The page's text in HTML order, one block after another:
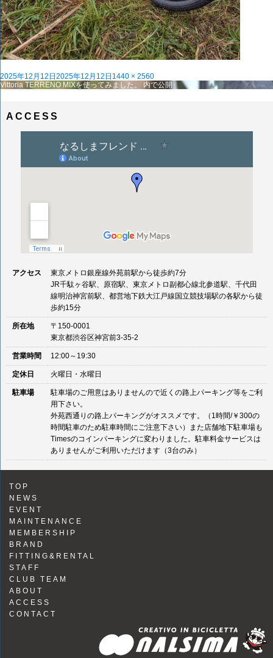
投
稿
2025年12月12日 2025年12月12日 フ
ル
1440 × 2560
投
ゲ
Vittoria TERRENO MIXを使ってみました。 内で公開
ACCESS
アクセス
東京メトロ銀座線外苑前駅から徒歩約7分
JR千駄ヶ谷駅、原宿駅、東京メトロ副都心線北参道駅、千代田
線明治神宮前駅、都営地下鉄大江戸線国立競技場駅の各駅から徒
歩約15分
所在地
〒150-0001
東京都渋谷区神宮前3-35-2
営業時間 12:00～19:30
定休日 火曜日・水曜日
駐車場
駐車場のご用意はありませんので近くの路上パーキング等をご利
用下さい。
外苑西通りの路上パーキングがオススメです。（1時間/￥300の
時間駐車のため駐車時間にご注意下さい）また店舗地下駐車場も
Timesのコインパーキングに変わりました。駐車料金サービスは
ありませんがご利用いただけます（3台のみ）
TOP
NEWS
EVENT
MAINTENANCE
MEMBERSHIP
BRAND
FITTING&RENTAL
STAFF
CLUB TEAM
ABOUT
ACCESS
CONTACT